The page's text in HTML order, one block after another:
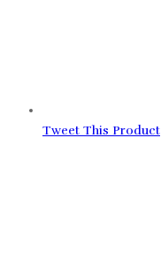
Tweet This Product